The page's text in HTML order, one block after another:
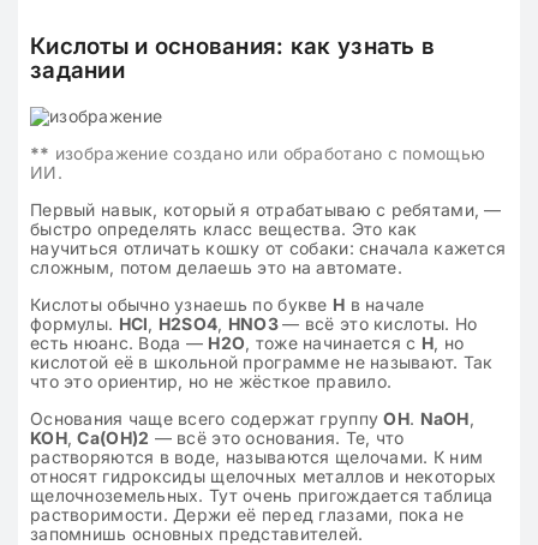
Кислоты и основания: как узнать в
задании
** изображение создано или обработано с помощью
ИИ.
Первый навык, который я отрабатываю с ребятами, —
быстро определять класс вещества. Это как
научиться отличать кошку от собаки: сначала кажется
сложным, потом делаешь это на автомате.
Кислоты обычно узнаешь по букве H в начале
формулы. HCl, H2SO4, HNO3— всё это кислоты. Но
есть нюанс. Вода — H2O, тоже начинается с H, но
кислотой её в школьной программе не называют. Так
что это ориентир, но не жёсткое правило.
Основания чаще всего содержат группуOH. NaOH,
KOH,Ca(OH)2 — всё это основания. Те, что
растворяются в воде, называются щелочами. К ним
относят гидроксиды щелочных металлов и некоторых
щелочноземельных. Тут очень пригождается таблица
растворимости. Держи её перед глазами, пока не
запомнишь основных представителей.